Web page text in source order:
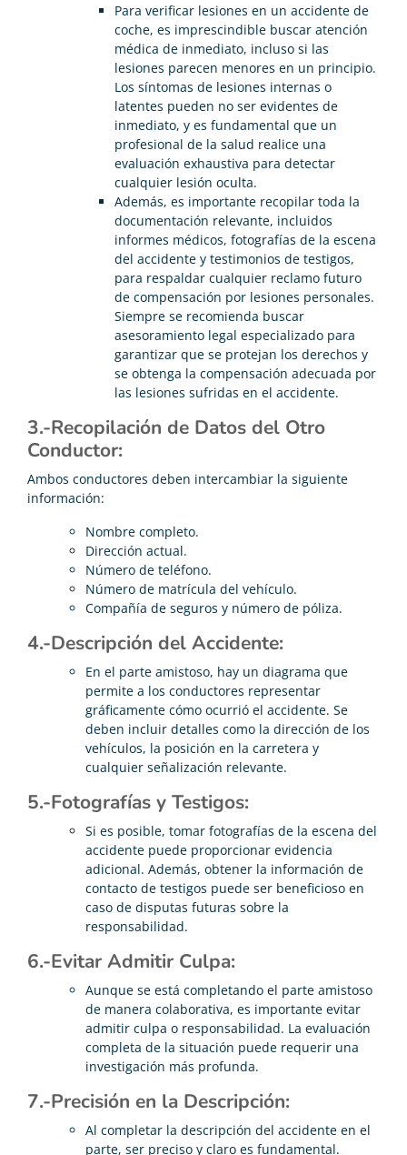
Para verificar lesiones en un accidente de
coche, es imprescindible buscar atención
médica de inmediato, incluso si las
lesiones parecen menores en un principio.
Los síntomas de lesiones internas o
latentes pueden no ser evidentes de
inmediato, y es fundamental que un
profesional de la salud realice una
evaluación exhaustiva para detectar
cualquier lesión oculta.
Además, es importante recopilar toda la
documentación relevante, incluidos
informes médicos, fotografías de la escena
del accidente y testimonios de testigos,
para respaldar cualquier reclamo futuro
de compensación por lesiones personales.
Siempre se recomienda buscar
asesoramiento legal especializado para
garantizar que se protejan los derechos y
se obtenga la compensación adecuada por
las lesiones sufridas en el accidente.
3.-Recopilación de Datos del Otro
Conductor:
Ambos conductores deben intercambiar la siguiente
información:
Nombre completo.
Dirección actual.
Número de teléfono.
Número de matrícula del vehículo.
Compañía de seguros y número de póliza.
4.-Descripción del Accidente:
En el parte amistoso, hay un diagrama que
permite a los conductores representar
gráficamente cómo ocurrió el accidente. Se
deben incluir detalles como la dirección de los
vehículos, la posición en la carretera y
cualquier señalización relevante.
5.-Fotografías y Testigos:
Si es posible, tomar fotografías de la escena del
accidente puede proporcionar evidencia
adicional. Además, obtener la información de
contacto de testigos puede ser beneficioso en
caso de disputas futuras sobre la
responsabilidad.
6.-Evitar Admitir Culpa:
Aunque se está completando el parte amistoso
de manera colaborativa, es importante evitar
admitir culpa o responsabilidad. La evaluación
completa de la situación puede requerir una
investigación más profunda.
7.-Precisión en la Descripción:
Al completar la descripción del accidente en el
parte, ser preciso y claro es fundamental.